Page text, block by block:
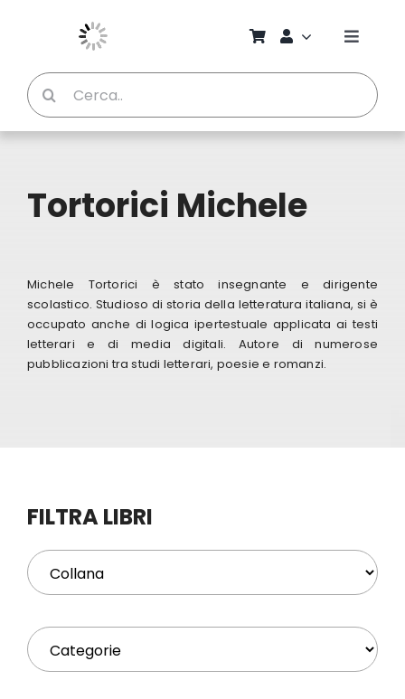
Toggle
Chi
Profilo
Cerca
per:
Tortorici Michele
Michele Tortorici è stato insegnante e dirigente
scolastico. Studioso di storia della letteratura italiana, si è
occupato anche di logica ipertestuale applicata ai testi
letterari e di media digitali. Autore di numerose
pubblicazioni tra studi letterari, poesie e romanzi.
FILTRA LIBRI